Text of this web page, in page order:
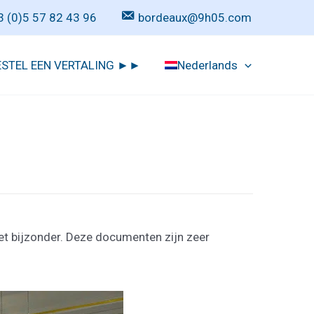
(0)5 57 82 43 96 bordeaux@9h05.com
EEN VERTALING ►► Nederlands
bijzonder. Deze documenten zijn zeer